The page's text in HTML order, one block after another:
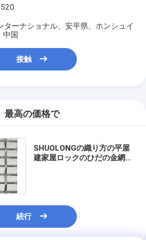
ターナショナル、安平県、ホンシュイ
中国
接触
最高の価格で
SHUOLONGの織り方の平屋
建家屋ロックのひだの金網
続行